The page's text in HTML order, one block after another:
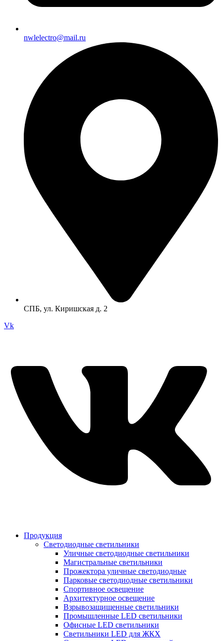
nwlelectro@mail.ru
СПБ, ул. Киришская д. 2
Vk
Продукция
Светодиодные светильники
Уличные светодиодные светильники
Магистральные светильники
Прожектора уличные светодиодные
Парковые светодиодные светильники
Спортивное освещение
Архитектурное освещение
Взрывозащищенные светильники
Промышленные LED светильники
Офисные LED светильники
Cветильники LED для ЖКХ